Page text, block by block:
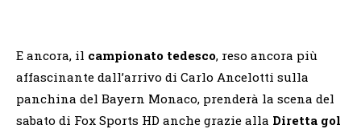
E ancora, il campionato tedesco, reso ancora più
affascinante dall’arrivo di Carlo Ancelotti sulla
panchina del Bayern Monaco, prenderà la scena del
sabato di Fox Sports HD anche grazie alla Diretta gol